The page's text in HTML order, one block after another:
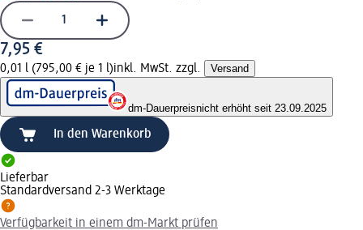
7,95 €
0,01 l (795,00 € je 1 l)inkl. MwSt. zzgl. Versand
dm-Dauerpreisnicht erhöht seit 23.09.2025
In den Warenkorb
Lieferbar
Standardversand 2-3 Werktage
Verfügbarkeit in einem dm-Markt prüfen